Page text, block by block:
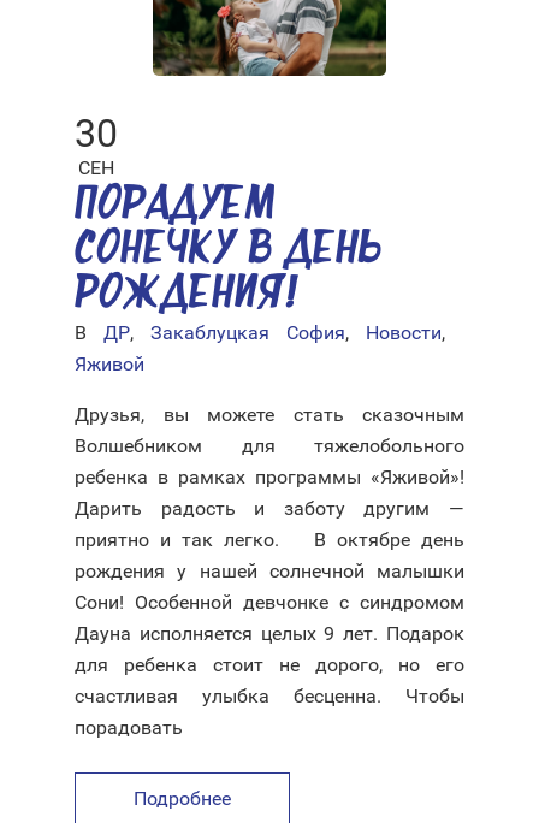
30
СЕН
ПОРАДУЕМ
СОНЕЧКУ В ДЕНЬ
РОЖДЕНИЯ!
В ДР, Закаблуцкая София, Новости,
Яживой
Друзья, вы можете стать сказочным
Волшебником для тяжелобольного
ребенка в рамках программы «Яживой»!
Дарить радость и заботу другим —
приятно и так легко. ⠀ В октябре день
рождения у нашей солнечной малышки
Сони! Особенной девчонке с синдромом
Дауна исполняется целых 9 лет. Подарок
для ребенка стоит не дорого, но его
счастливая улыбка бесценна. Чтобы
порадовать
Подробнее